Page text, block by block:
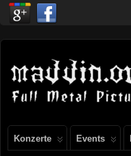
Konzerte Events